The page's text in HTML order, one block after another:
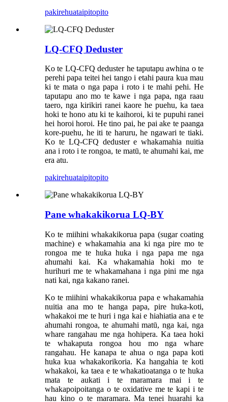
pakirehuataipitopito
LQ-CFQ Deduster
Ko te LQ-CFQ deduster he taputapu awhina o te
perehi papa teitei hei tango i etahi paura kua mau
ki te mata o nga papa i roto i te mahi pehi. He
taputapu ano mo te kawe i nga papa, nga raau
taero, nga kirikiri ranei kaore he puehu, ka taea
hoki te hono atu ki te kaihoroi, ki te pupuhi ranei
hei horoi horoi. He tino pai, he pai ake te paanga
kore-puehu, he iti te haruru, he ngawari te tiaki.
Ko te LQ-CFQ deduster e whakamahia nuitia
ana i roto i te rongoa, te matū, te ahumahi kai, me
era atu.
pakirehuataipitopito
Pane whakakikorua LQ-BY
Ko te miihini whakakikorua papa (sugar coating
machine) e whakamahia ana ki nga pire mo te
rongoa me te huka huka i nga papa me nga
ahumahi kai. Ka whakamahia hoki mo te
hurihuri me te whakamahana i nga pini me nga
nati kai, nga kakano ranei.
Ko te miihini whakakikorua papa e whakamahia
nuitia ana mo te hanga papa, pire huka-koti,
whakakoi me te huri i nga kai e hiahiatia ana e te
ahumahi rongoa, te ahumahi matū, nga kai, nga
whare rangahau me nga hohipera. Ka taea hoki
te whakaputa rongoa hou mo nga whare
rangahau. He kanapa te ahua o nga papa koti
huka kua whakakorikoria. Ka hangahia te koti
whakakoi, ka taea e te whakatioatanga o te huka
mata te aukati i te maramara mai i te
whakapoipoitanga o te oxidative me te kapi i te
hau kino o te maramara. Ma tenei huarahi ka